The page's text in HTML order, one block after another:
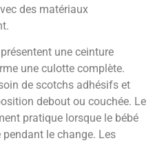
des matériaux
une ceinture
une culotte complète.
de scotchs adhésifs et
debout ou couchée. Le
pratique lorsque le bébé
le change. Les